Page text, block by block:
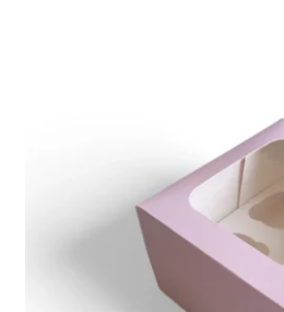
Ozdoby na tort weselny